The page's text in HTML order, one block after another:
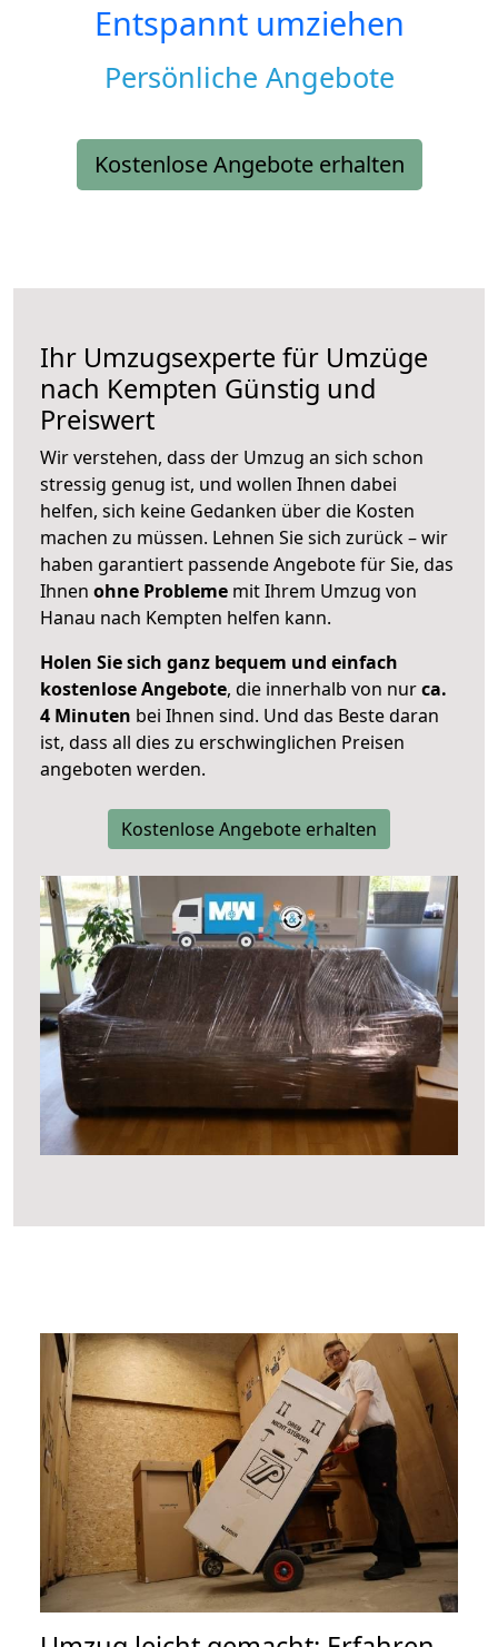
Entspannt umziehen
Persönliche Angebote
Kostenlose Angebote erhalten
Ihr Umzugsexperte für Umzüge
nach Kempten Günstig und
Preiswert
Wir verstehen, dass der Umzug an sich schon
stressig genug ist, und wollen Ihnen dabei
helfen, sich keine Gedanken über die Kosten
machen zu müssen. Lehnen Sie sich zurück – wir
haben garantiert passende Angebote für Sie, das
Ihnen ohne Probleme mit Ihrem Umzug von
Hanau nach Kempten helfen kann.
Holen Sie sich ganz bequem und einfach
kostenlose Angebote, die innerhalb von nurca.
4 Minuten bei Ihnen sind. Und das Beste daran
ist, dass all dies zu erschwinglichen Preisen
angeboten werden.
Kostenlose Angebote erhalten